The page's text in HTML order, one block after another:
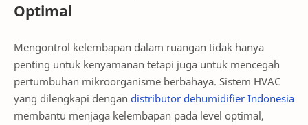
Optimal
Mengontrol kelembapan dalam ruangan tidak hanya
penting untuk kenyamanan tetapi juga untuk mencegah
pertumbuhan mikroorganisme berbahaya. Sistem HVAC
yang dilengkapi dengan distributor dehumidifier Indonesia
membantu menjaga kelembapan pada level optimal,